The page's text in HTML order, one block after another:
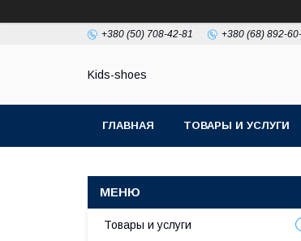
+380 (50) 708-42-81 +380 (68) 892-
Kids-shoes
ГЛАВНАЯ ТОВАРЫ И УСЛУГИ
Товары и услуги